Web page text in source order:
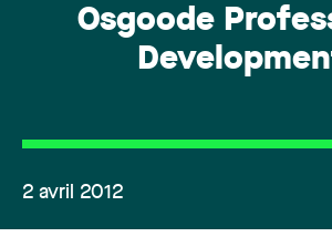
Osgoode
2 avril 2012